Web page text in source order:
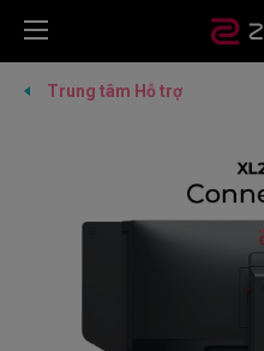
Trung tâm Hỗ trợ